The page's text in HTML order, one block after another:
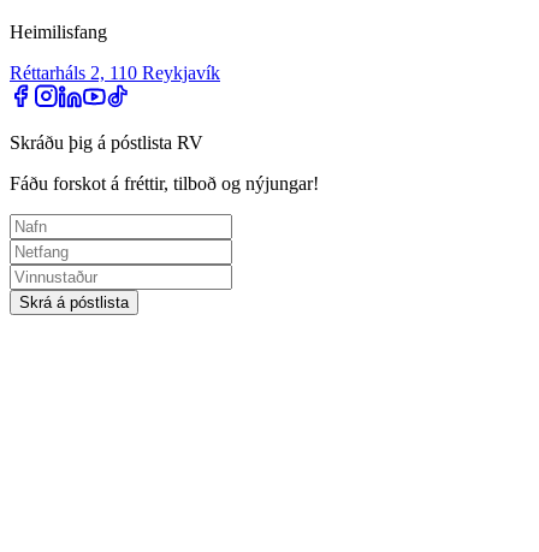
Heimilisfang
Réttarháls 2, 110 Reykjavík
Skráðu þig á póstlista RV
Fáðu forskot á fréttir, tilboð og nýjungar!
Skrá á póstlista